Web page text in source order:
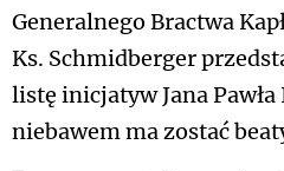
Generalnego Bractwa
Ks. Schmidberger
listę inicjatyw Jana
niebawem ma zostać